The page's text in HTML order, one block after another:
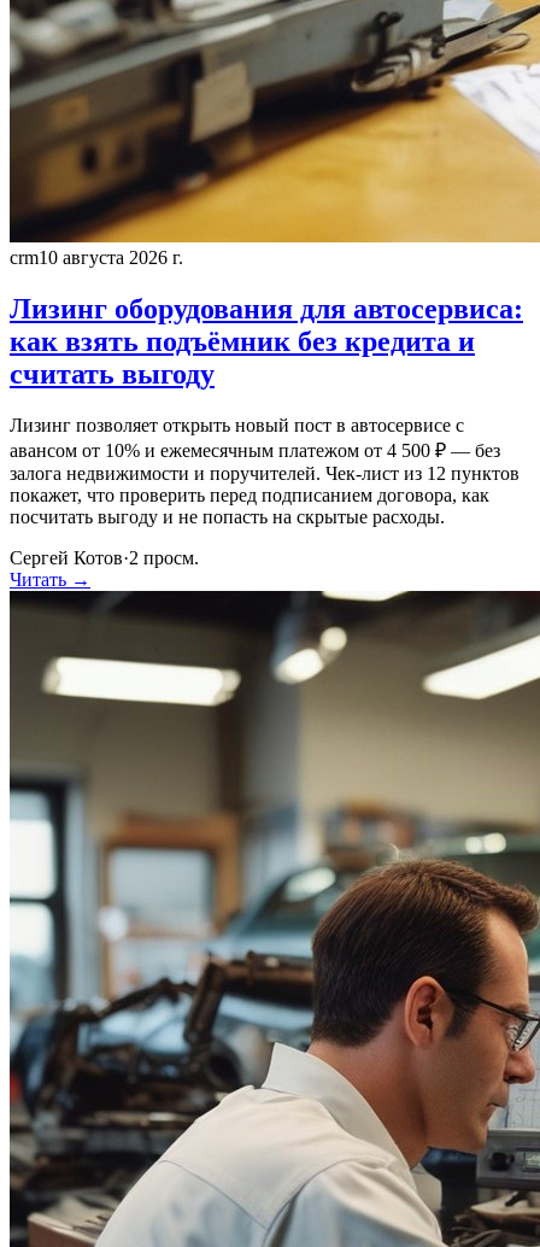
crm10 августа 2026 г.
Лизинг оборудования для автосервиса:
как взять подъёмник без кредита и
считать выгоду
Лизинг позволяет открыть новый пост в автосервисе с
авансом от 10% и ежемесячным платежом от 4 500 ₽ — без
залога недвижимости и поручителей. Чек-лист из 12 пунктов
покажет, что проверить перед подписанием договора, как
посчитать выгоду и не попасть на скрытые расходы.
Сергей Котов·2 просм.
Читать →